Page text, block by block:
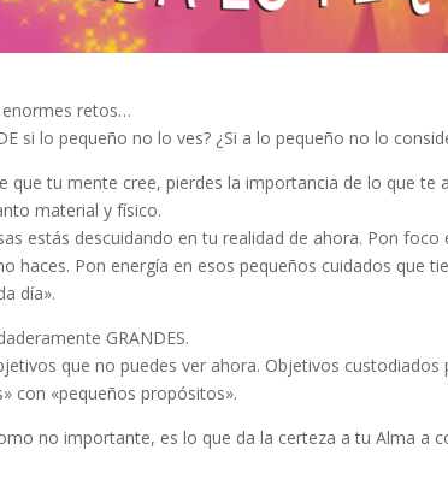
retos…
si lo pequeño no lo ves? ¿Si a lo pequeño no lo
que tu mente cree, pierdes la importancia de lo que te
material y físico.
estás descuidando en tu realidad de ahora. Pon
haces. Pon energía en esos pequeños cuidados que
día».
GRANDES.
que no puedes ver ahora. Objetivos custodiados
con «pequeños propósitos».
no importante, es lo que da la certeza a tu Alma a